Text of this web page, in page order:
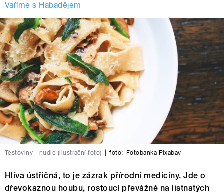
Vaříme s Habadějem
Těstoviny - nudle (ilustrační foto) foto: Fotobanka Pixabay
Hlíva ústřičná, to je zázrak přírodní medicíny. Jde o
dřevokaznou houbu, rostoucí převážně na listnatých